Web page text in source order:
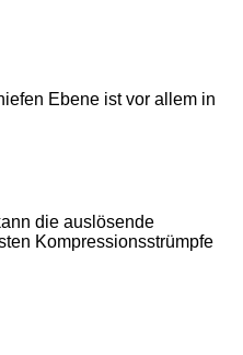
Ebene ist vor allem in
die auslösende
Kompressionsstrümpfe